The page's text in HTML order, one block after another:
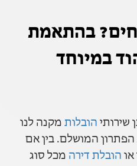
בהתאמת
במיוחד
שירותי הובלות מקנה לנו
המושלם. בין אם
הובלת דירה מכל סוג